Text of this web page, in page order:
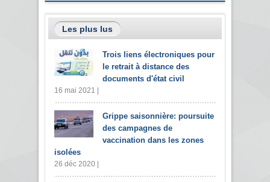
Les plus lus
Trois liens électroniques pour
le retrait à distance des
documents d'état civil
16 mai 2021 |
Grippe saisonnière: poursuite
des campagnes de
vaccination dans les zones
isolées
26 déc 2020 |